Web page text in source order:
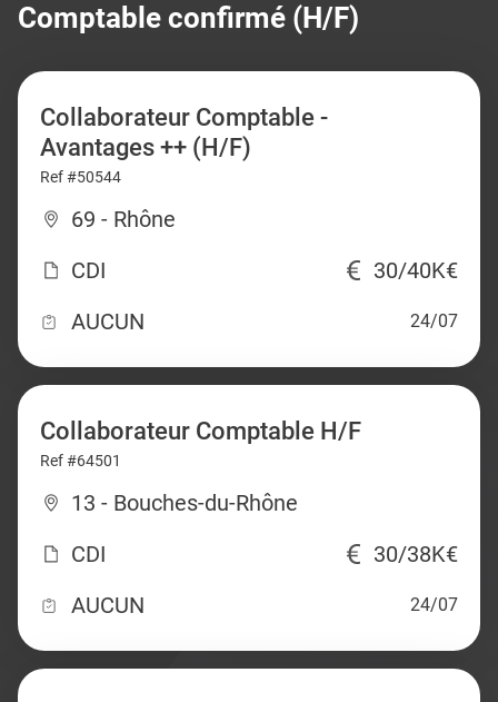
Comptable confirmé (H/F)
Collaborateur Comptable -
Avantages ++ (H/F)
Ref #50544
69 - Rhône
CDI
30/40K€
AUCUN
24/07
Collaborateur Comptable H/F
Ref #64501
13 - Bouches-du-Rhône
CDI
30/38K€
AUCUN
24/07